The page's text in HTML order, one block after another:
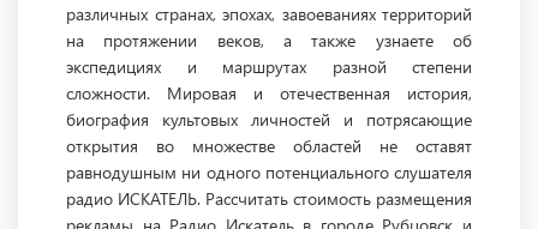
различных странах, эпохах, завоеваниях территорий
на протяжении веков, а также узнаете об
экспедициях и маршрутах разной степени
сложности. Мировая и отечественная история,
биография культовых личностей и потрясающие
открытия во множестве областей не оставят
равнодушным ни одного потенциального слушателя
радио ИСКАТЕЛЬ. Рассчитать стоимость размещения
рекламы на Радио Искатель в городе Рубцовск и